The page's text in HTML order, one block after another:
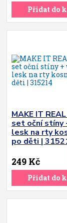
Přidat do
MAKE IT
set oční stíny
lesk na rty
po děti |
249 Kč
Přidat do